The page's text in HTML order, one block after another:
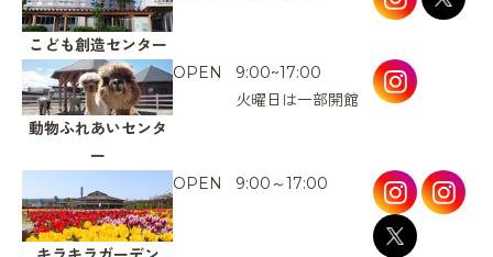
こども創造センター
動物ふれあいセンタ
ー
OPEN
9:00~17:00
火曜日は一部開館
OPEN 9:00～17:00